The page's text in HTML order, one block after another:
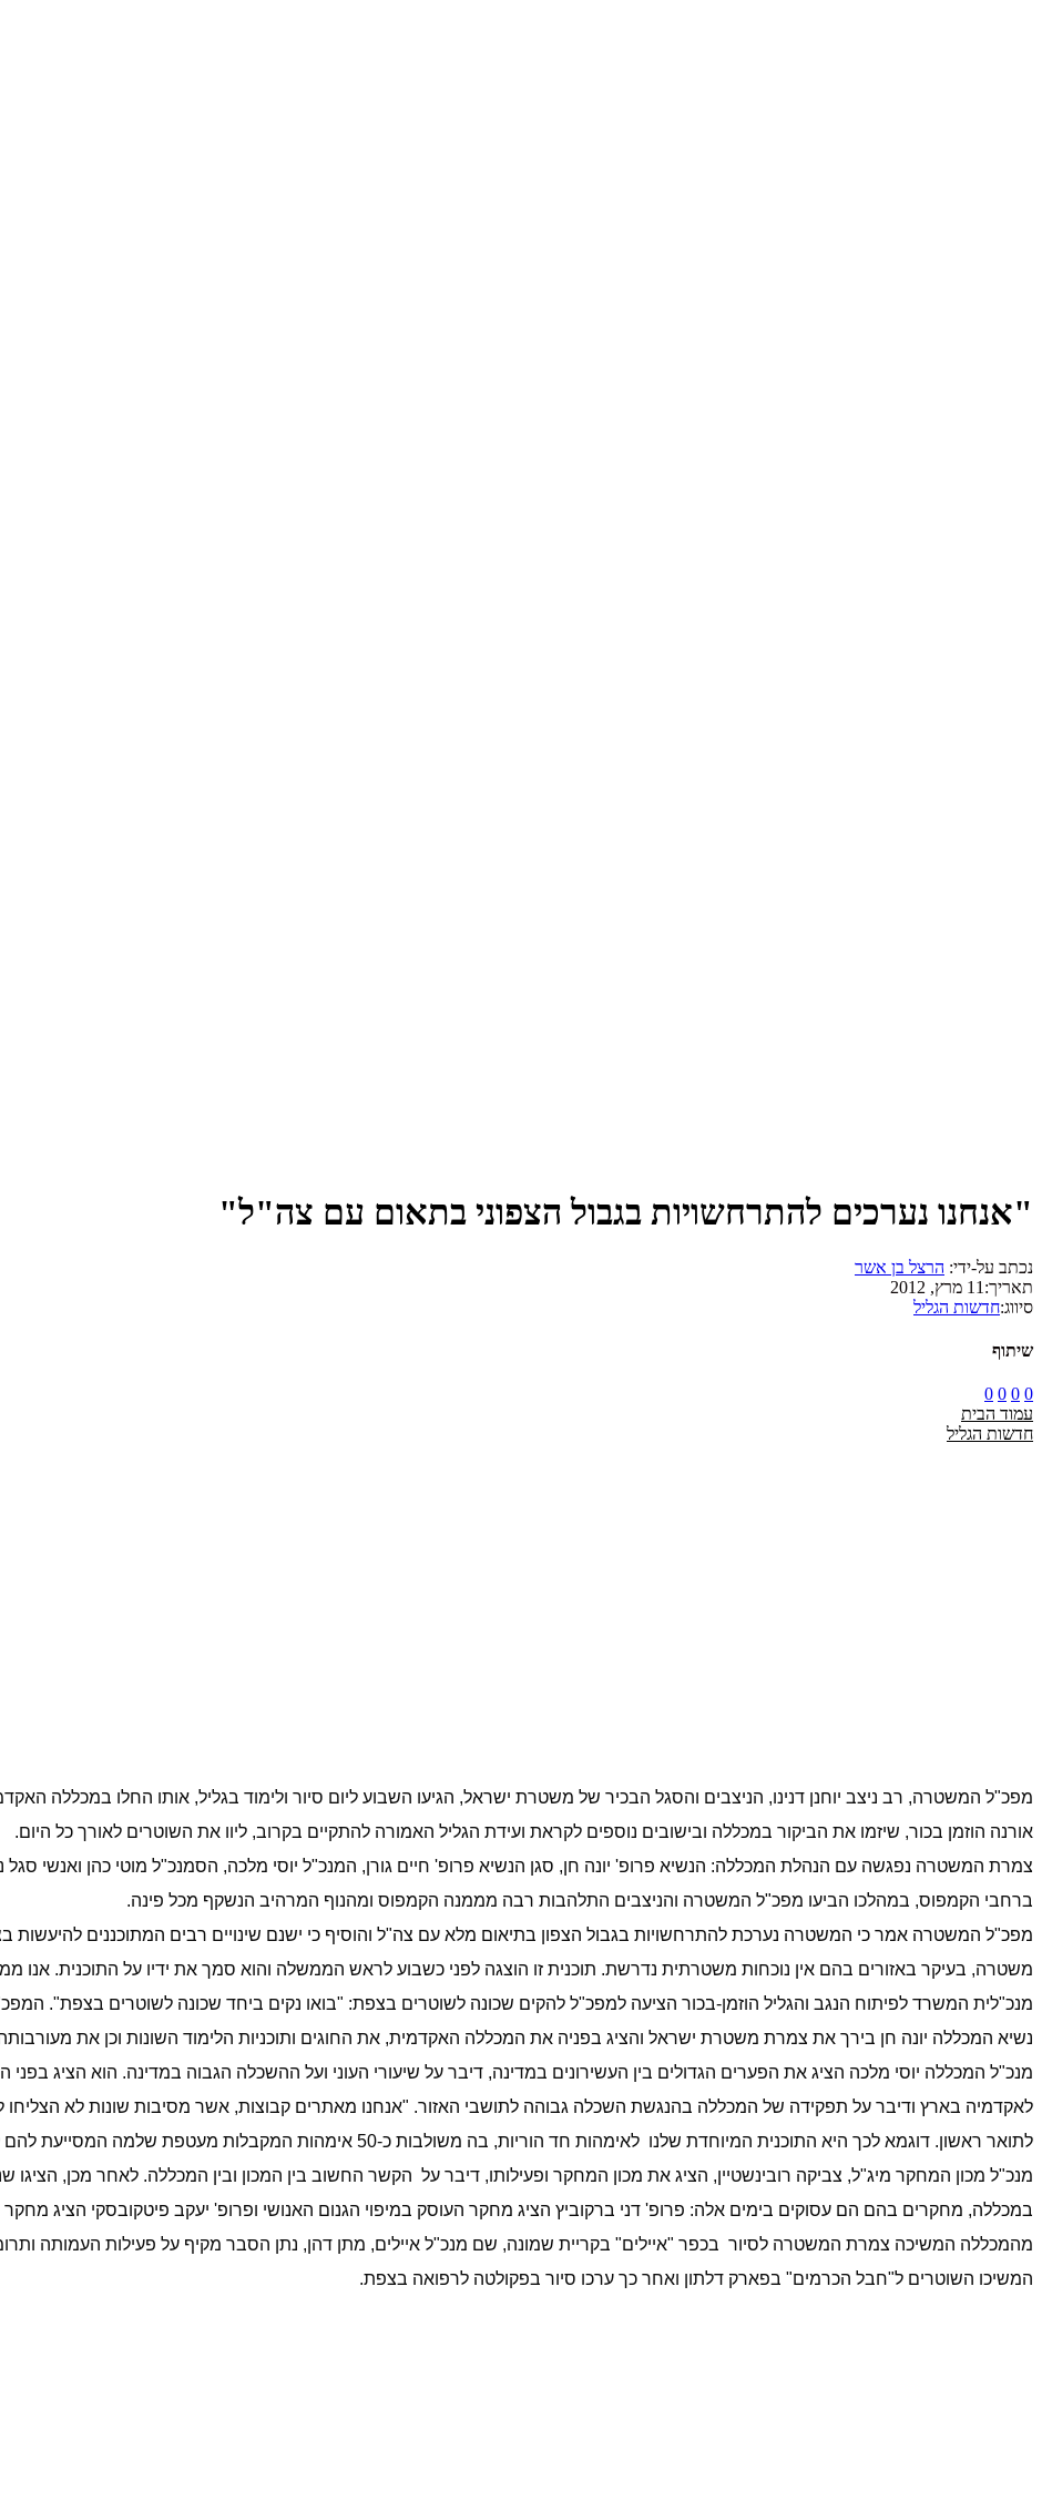
"אנחנו נערכים להתרחשויות בגבול הצפוני בתאום עם צה"ל"
נכתב על-ידי: הרצל בן אשר
תאריך: 11 מרץ, 2012
סיווג:חדשות הגליל
שיתוף
0
0
0
0
עמוד הבית
חדשות הגליל
מפכ"ל המשטרה, רב ניצב יוחנן דנינו, הניצבים והסגל הבכיר של משטרת ישראל, הגיעו השבוע ליום סיור ולימוד בגליל, אותו החלו במכללה
אורנה הוזמן בכור, שיזמו את הביקור במכללה ובישובים נוספים לקראת ועידת הגליל האמורה להתקיים בקרוב, ליוו את השוטרים לאורך כל היום.
צמרת המשטרה נפגשה עם הנהלת המכללה: הנשיא פרופ' יונה חן, סגן הנשיא פרופ' חיים גורן, המנכ"ל יוסי מלכה, הסמנכ"ל מוטי כהן ואנשי
ברחבי הקמפוס, במהלכו הביעו מפכ"ל המשטרה והניצבים התלהבות רבה מממנה הקמפוס ומהנוף המרהיב הנשקף מכל פינה.
מפכ"ל המשטרה אמר כי המשטרה נערכת להתרחשויות בגבול הצפון בתיאום מלא עם צה"ל והוסיף כי ישנם שינויים רבים המתוכננים להיעשות
משטרה, בעיקר באזורים בהם אין נוכחות משטרתית נדרשת. תוכנית זו הוצגה לפני כשבוע לראש הממשלה והוא סמך את ידיו על התוכנית. אנו
מנכ"לית המשרד לפיתוח הנגב והגליל הוזמן-בכור הציעה למפכ"ל להקים שכונה לשוטרים בצפת: "בואו נקים ביחד שכונה לשוטרים בצפת".
נשיא המכללה יונה חן בירך את צמרת משטרת ישראל והציג בפניה את המכללה האקדמית, את החוגים ותוכניות הלימוד השונות וכן את
מנכ"ל המכללה יוסי מלכה הציג את הפערים הגדולים בין העשירונים במדינה, דיבר על שיעורי העוני ועל ההשכלה הגבוה במדינה. הוא הציג
לאקדמיה בארץ ודיבר על תפקידה של המכללה בהנגשת השכלה גבוהה לתושבי האזור. "אנחנו מאתרים קבוצות, אשר מסיבות שונות לא
לתואר ראשון. דוגמא לכך היא התוכנית המיוחדת שלנו לאימהות חד הוריות, בה משולבות כ-50 אימהות המקבלות מעטפת שלמה המסייעת להם להשתלב בצורה טובה ומוצלחת בלימודים אקדמאים".
מנכ"ל מכון המחקר מיג"ל, צביקה רובינשטיין, הציג את מכון המחקר ופעילותו, דיבר על הקשר החשוב בין המכון ובין המכללה. לאחר מכן,
במכללה, מחקרים בהם הם עסוקים בימים אלה: פרופ' דני ברקוביץ הציג מחקר העוסק במיפוי הגנום האנושי ופרופ' יעקב פיטקובסקי הציג
מהמכללה המשיכה צמרת המשטרה לסיור בכפר "איילים" בקריית שמונה, שם מנכ"ל איילים, מתן דהן, נתן הסבר מקיף על פעילות העמותה
המשיכו השוטרים ל"חבל הכרמים" בפארק דלתון ואחר כך ערכו סיור בפקולטה לרפואה בצפת.